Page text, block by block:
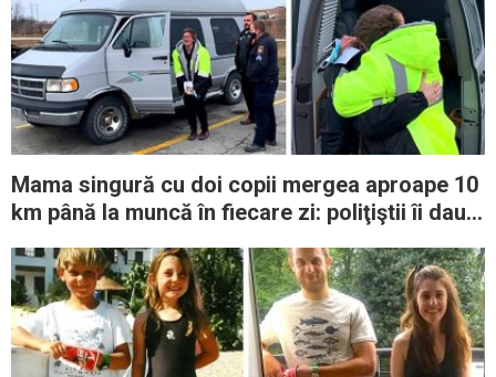
Mama singură cu doi copii mergea aproape 10
km până la muncă în fiecare zi: poliţiştii îi dau o